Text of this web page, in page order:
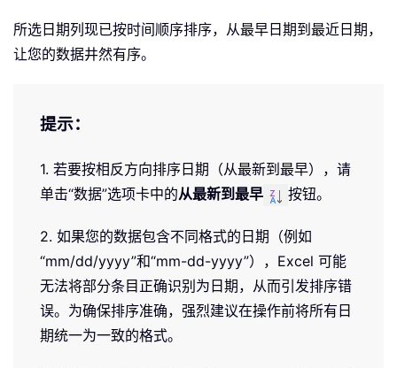
所选日期列现已按时间顺序排序，从最早日期到最近日期，
让您的数据井然有序。
提示：
1. 若要按相反方向排序日期（从最新到最早），请
单击“数据”选项卡中的从最新到最早 按钮。
2. 如果您的数据包含不同格式的日期（例如
“mm/dd/yyyy”和“mm-dd-yyyy”），Excel 可能
无法将部分条目正确识别为日期，从而引发排序错
误。为确保排序准确，强烈建议在操作前将所有日
期统一为一致的格式。